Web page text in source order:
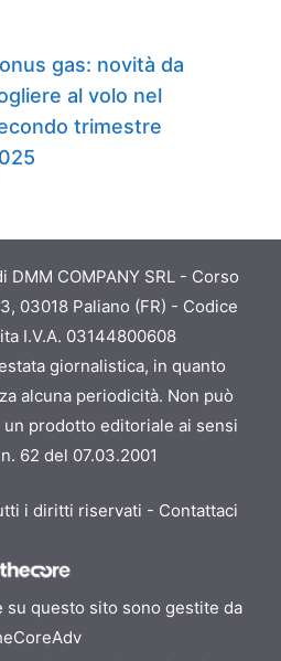
gas: novità da
al volo nel
trimestre
COMPANY SRL - Corso
03018 Paliano (FR) - Codice
I.V.A. 03144800608
giornalistica, in quanto
alcuna periodicità. Non può
prodotto editoriale ai sensi
62 del 07.03.2001
i diritti riservati - Contattaci
su questo sito sono gestite da